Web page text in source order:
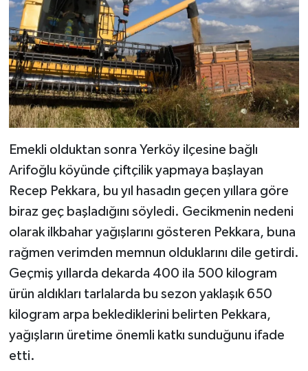
Emekli olduktan sonra Yerköy ilçesine bağlı
Arifoğlu köyünde çiftçilik yapmaya başlayan
Recep Pekkara, bu yıl hasadın geçen yıllara göre
biraz geç başladığını söyledi. Gecikmenin nedeni
olarak ilkbahar yağışlarını gösteren Pekkara, buna
rağmen verimden memnun olduklarını dile getirdi.
Geçmiş yıllarda dekarda 400 ila 500 kilogram
ürün aldıkları tarlalarda bu sezon yaklaşık 650
kilogram arpa beklediklerini belirten Pekkara,
yağışların üretime önemli katkı sunduğunu ifade
etti.